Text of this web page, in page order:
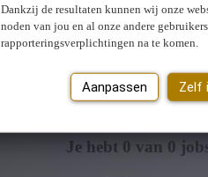
Dankzij de resultaten kunnen wij onze
noden van jou en al onze andere
rapporteringsverplichtingen na te komen.
Aanpassen Zelf
U hebt geen toegang tot
Er is een fout
Je hebt 0 van 0